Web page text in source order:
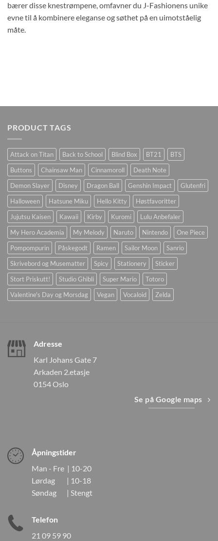
bærer disse knestrømpene, omfavner du J-Fashionens unike
evne til å kombinere eleganse og søthet på en uimotståelig
måte.
PRODUCT TAGS
Attack on Titan Back to School Blind Box BT21
BTS
Buttons
Chainsaw Man Cinnamoroll
Death Note
Demon Slayer
Disney Dragon Ball Genshin Impact
Glutenfri
Halloween
Hatsune Miku Hello Kitty
Høstfavoritter
Jujutsu Kaisen
Kawaii Kirby Kuromi
Lulu Anbefaler
My Hero Academia
My Melody Naruto Nintendo
One Piece
Pompompurin
Påskegodt Ramen Sailor Moon
Sanrio
Skrivebord og Musematter
Spicy Stationery
Sticker
Stort Priskutt!
Studio Ghibli Super Mario
Totoro
Valentine's Day og Morsdag
Vegan Vocaloid Zelda
Adresse
Karl Johans Gate 7
Arkaden 2.etasje
0154 Oslo
Se på Google maps
Åpningstider
Man - Fre | 10-20
Lørdag | 10-18
Søndag | Stengt
Telefon
21 09 59 90